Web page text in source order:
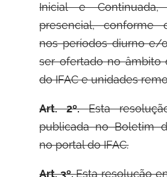
Inicial e Continuada,
presencial, conforme
nos períodos diurno e/
ser ofertado no âmbito
do IFAC e unidades
Art. 2º.Esta
publicada no Boletim
no portal do IFAC.
Art. 3º.Esta resolução